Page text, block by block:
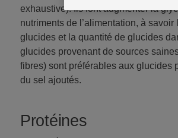
exhaustive). Ils font augmenter la
nutriments de l’alimentation, à
glucides et la quantité de glucides
glucides provenant de sources
fibres) sont préférables aux glucides
du sel ajoutés.
Protéines